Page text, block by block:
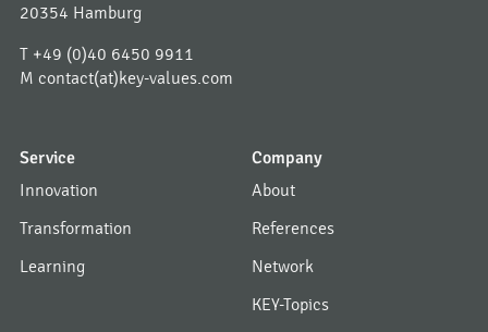
20354 Hamburg
T +49 (0)40 6450 9911
M contact(at)key-values.com
Service
Innovation
Transformation
Learning
Company
About
References
Network
KEY-Topics